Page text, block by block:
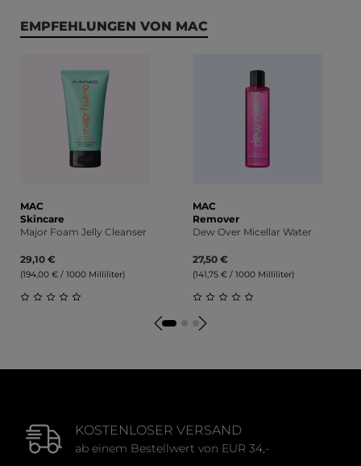
Produktgalerie überspringen
EMPFEHLUNGEN VON MAC
MAC
Skincare
Major Foam Jelly Cleanser
29,10 €
(194,00 € / 1000 Milliliter)
Durchschnittliche Bewertung von 0 von 5 Sternen
MAC
Remover
Dew Over Micellar Water
27,50 €
(141,75 € / 1000 Milliliter)
Durchschnittliche
KOSTENLOSER VERSAND
ab einem Bestellwert von EUR 34,-